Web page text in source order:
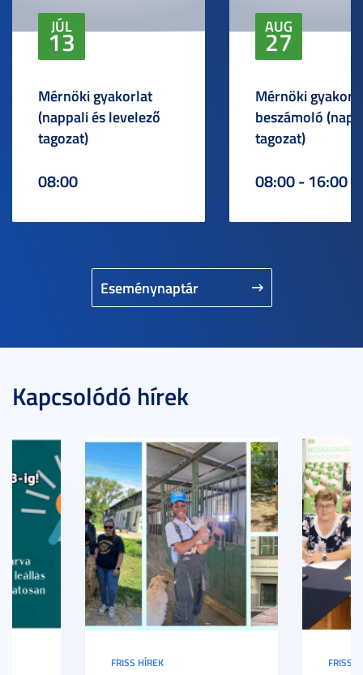
Eseménynaptár
JÚL
13
Mérnöki gyakorlat
(nappali és levelező
tagozat)
08:00
AUG
27
Mérnöki
beszámoló
tagozat)
08:00 - 16:00
Kapcsolódó hírek
FRISS HÍREK FRISS